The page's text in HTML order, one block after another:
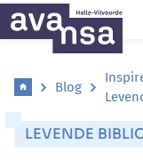
Blog
LEVENDE